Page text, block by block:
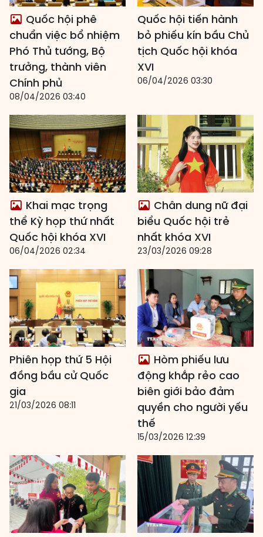
Quốc hội phê
chuẩn việc bổ nhiệm
Phó Thủ tướng, Bộ
trưởng, thành viên
Chính phủ
08/04/2026 03:40
Quốc hội tiến hành
bỏ phiếu kín bầu Chủ
tịch Quốc hội khóa
XVI
06/04/2026 03:30
Khai mạc trọng
thể Kỳ họp thứ nhất
Quốc hội khóa XVI
06/04/2026 02:34
Chân dung nữ đại
biểu Quốc hội trẻ
nhất khóa XVI
23/03/2026 09:28
Phiên họp thứ 5 Hội
đồng bầu cử Quốc
gia
21/03/2026 08:11
Hòm phiếu lưu
động khắp rẻo cao
biên giới bảo đảm
quyền cho người yếu
thế
15/03/2026 12:39